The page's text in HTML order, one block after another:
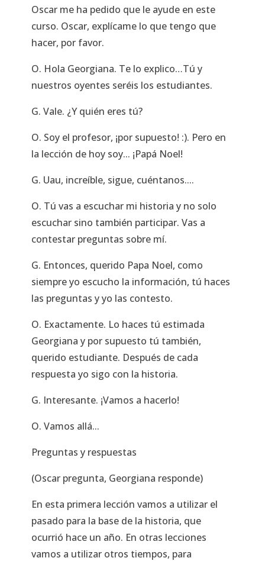
Oscar me ha pedido que le ayude en este
curso. Oscar, explícame lo que tengo que
hacer, por favor.
O. Hola Georgiana. Te lo explico…Tú y
nuestros oyentes seréis los estudiantes.
G. Vale. ¿Y quién eres tú?
O. Soy el profesor, ¡por supuesto! :). Pero en
la lección de hoy soy... ¡Papá Noel!
G. Uau, increíble, sigue, cuéntanos....
O. Tú vas a escuchar mi historia y no solo
escuchar sino también participar. Vas a
contestar preguntas sobre mí.
G. Entonces, querido Papa Noel, como
siempre yo escucho la información, tú haces
las preguntas y yo las contesto.
O. Exactamente. Lo haces tú estimada
Georgiana y por supuesto tú también,
querido estudiante. Después de cada
respuesta yo sigo con la historia.
G. Interesante. ¡Vamos a hacerlo!
O. Vamos allá...
Preguntas y respuestas
(Oscar pregunta, Georgiana responde)
En esta primera lección vamos a utilizar el
pasado para la base de la historia, que
ocurrió hace un año. En otras lecciones
vamos a utilizar otros tiempos, para